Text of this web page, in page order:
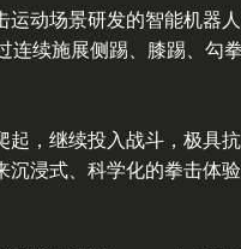
运动场景研发的智能机器
连续施展侧踢、膝踢、
起，继续投入战斗，极具
沉浸式、科学化的拳击体